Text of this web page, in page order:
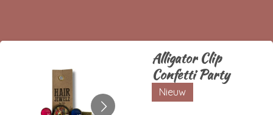
Alligator Clip
Confetti Party
Nieuw